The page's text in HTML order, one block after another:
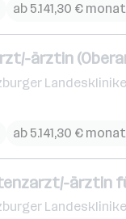
ab 5.141,30 €
ärztin
ab 5.141,30 €
ärztin